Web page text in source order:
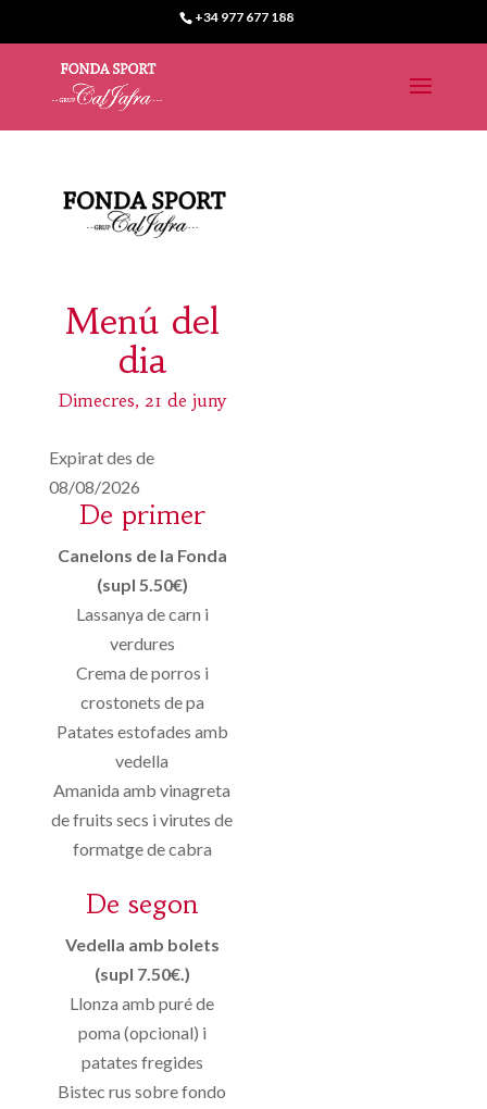
+34 977 677 188
Menú del
dia
Dimecres, 21 de juny
Expirat des de
08/08/2026
De primer
Canelons de la Fonda
(supl 5.50€)
Lassanya de carn i
verdures
Crema de porros i
crostonets de pa
Patates estofades amb
vedella
Amanida amb vinagreta
de fruits secs i virutes de
formatge de cabra
De segon
Vedella amb bolets
(supl 7.50€.)
Llonza amb puré de
poma (opcional) i
patates fregides
Bistec rus sobre fondo